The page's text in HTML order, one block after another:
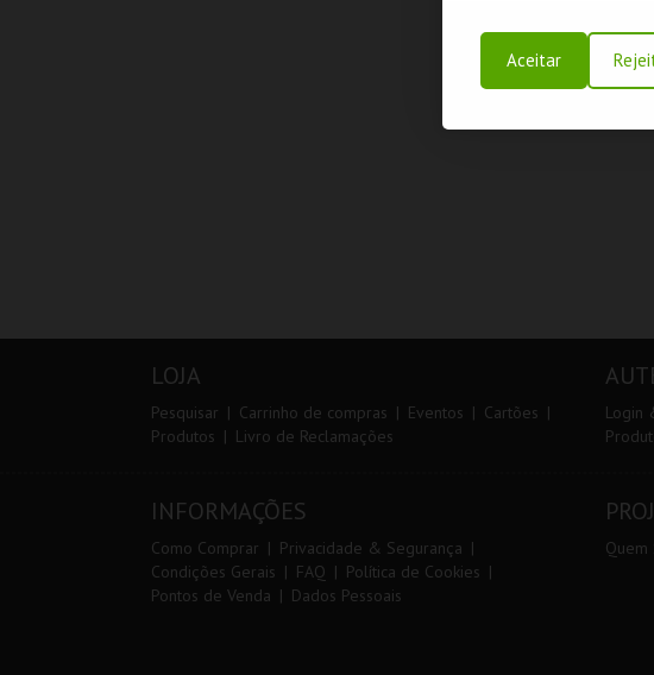
Aceitar
LOJA
Pesquisar Carrinho de compras Eventos
Cartões
Produtos
Livro de Reclamações
Login
INFORMAÇÕES
Como Comprar
Privacidade & Segurança
Condições Gerais
FAQ
Política de Cookies
Pontos de Venda
Dados Pessoais
Quem